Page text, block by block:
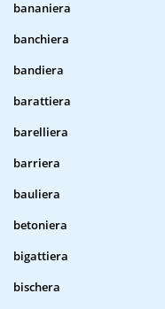
bananiera
banchiera
bandiera
barattiera
barelliera
barriera
bauliera
betoniera
bigattiera
bischera